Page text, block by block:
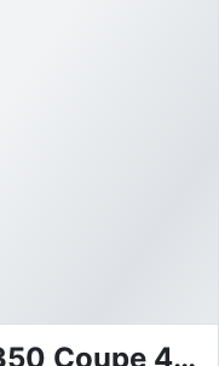
Mercedes-Benz GLE 350 Coupe 4MATIC PHEV